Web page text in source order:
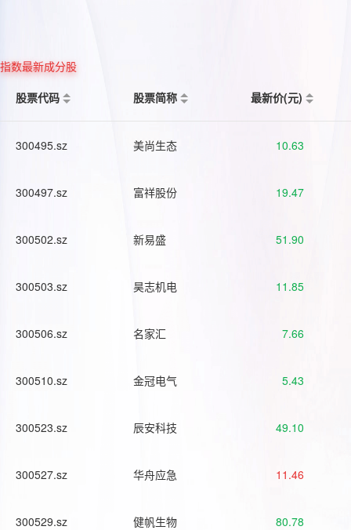
指数最新成分股
股票代码
股票简称 最新价(元)
300495.sz 美尚生态 10.63
300497.sz 富祥股份 19.47
300502.sz 新易盛 51.90
300503.sz 昊志机电 11.85
300506.sz 名家汇 7.66
300510.sz 金冠电气 5.43
300523.sz 辰安科技 49.10
300527.sz 华舟应急 11.46
300529.sz 健帆生物 80.78